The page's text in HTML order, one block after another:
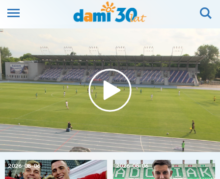
2026-08-06 2026-08-06